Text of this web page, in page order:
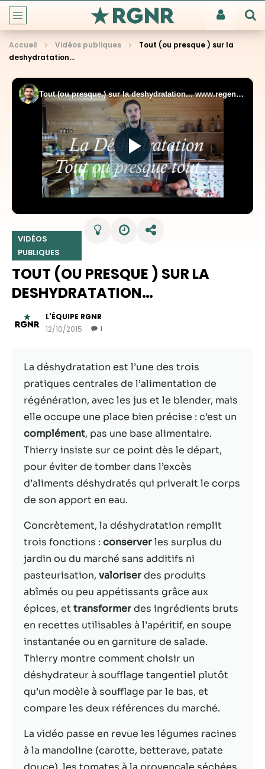
Accueil Vidéos publiques
Tout (ou presque ) sur la
deshydratation…
VIDÉOS
PUBLIQUES
TOUT (OU PRESQUE ) SUR LA
DESHYDRATATION…
L'ÉQUIPE RGNR
12/10/2015
1
La déshydratation est l’une des trois
pratiques centrales de l’alimentation de
régénération, avec les jus et le blender, mais
elle occupe une place bien précise : c’est un
complément, pas une base alimentaire.
Thierry insiste sur ce point dès le départ,
pour éviter de tomber dans l’excès
d’aliments déshydratés qui priverait le corps
de son apport en eau.
Concrètement, la déshydratation remplit
trois fonctions : conserverles surplus du
jardin ou du marché sans additifs ni
pasteurisation, valoriserdes produits
abîmés ou peu appétissants grâce aux
épices, ettransformerdes ingrédients bruts
en recettes utilisables à l’apéritif, en soupe
instantanée ou en garniture de salade.
Thierry montre comment choisir un
déshydrateur à soufflage tangentiel plutôt
qu’un modèle à soufflage par le bas, et
compare les deux références du marché.
La vidéo passe en revue les légumes racines
à la mandoline (carotte, betterave, patate
Nécessaire
sont pas
facultatifs. Ils
sont
nécessaires au
Statistiques
Afin que nous
puissions
améliorer la
fonctionnalité
et la structure
du site Web,
en fonction
de la façon
dont le site
Web est
utilisé.
Experience
Afin que notre
site Web